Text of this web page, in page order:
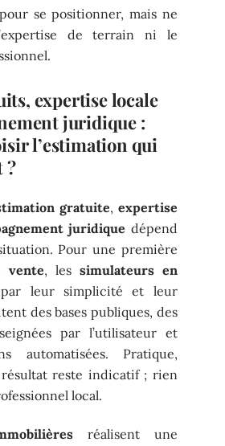
se positionner, mais ne
de terrain ni le
expertise locale
juridique :
l’estimation qui
?
gratuite, expertise
juridique dépend
Pour une première
vente, les simulateurs en
par leur simplicité et leur
des bases publiques, des
par l’utilisateur et
automatisées. Pratique,
reste indicatif ; rien
local.
réalisent une